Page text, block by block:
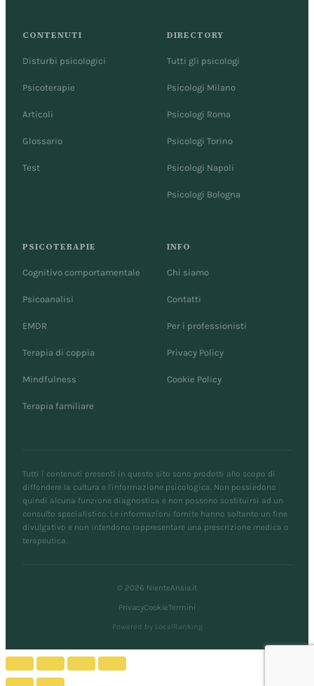
CONTENUTI
Disturbi psicologici
Psicoterapie
Articoli
Glossario
Test
DIRECTORY
Tutti gli psicologi
Psicologi Milano
Psicologi Roma
Psicologi Torino
Psicologi Napoli
Psicologi Bologna
PSICOTERAPIE
Cognitivo comportamentale
Psicoanalisi
EMDR
Terapia di coppia
Mindfulness
Terapia familiare
INFO
Chi siamo
Contatti
Per i professionisti
Privacy Policy
Cookie Policy
Tutti i contenuti presenti in questo sito sono prodotti allo scopo di
diffondere la cultura e l'informazione psicologica. Non possiedono
quindi alcuna funzione diagnostica e non possono sostituirsi ad un
consulto specialistico. Le informazioni fornite hanno soltanto un fine
divulgativo e non intendono rappresentare una prescrizione medica o
terapeutica.
© 2026 NienteAnsia.it
PrivacyCookieTermini
Powered by LocalRanking